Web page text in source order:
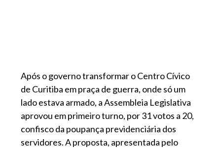
Após o governo transformar o Centro Cívico
de Curitiba em praça de guerra, onde só um
lado estava armado, a Assembleia Legislativa
aprovou em primeiro turno, por 31 votos a 20,
confisco da poupança previdenciária dos
servidores. A proposta, apresentada pelo